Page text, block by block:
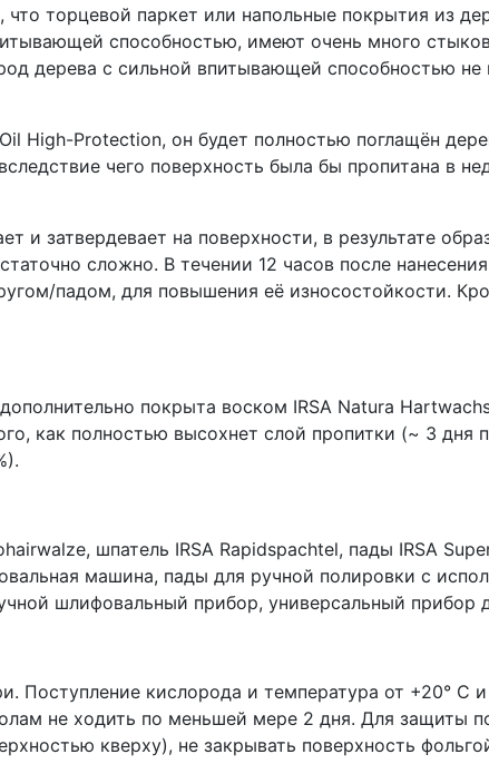
что торцевой паркет или напольные покрытия из
способностью, имеют очень много
дерева с сильной впитывающей способностью
High-Protection, он будет полностью поглащён
чего поверхность была бы пропитана в
и затвердевает на поверхности, в результате
сложно. В течении 12 часов после
падом, для повышения её износостойкости.
покрыта воском IRSA Natura
как полностью высохнет слой пропитки (~ 3 дня
шпатель IRSA Rapidspachtel, пады IRSA
машина, пады для ручной полировки с
шлифовальный прибор, универсальный прибор
Поступление кислорода и температура от +20° C
не ходить по меньшей мере 2 дня. Для защиты
кверху), не закрывать поверхность